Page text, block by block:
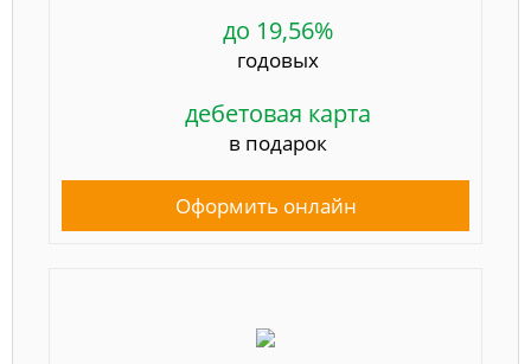
до 19,56%
годовых
дебетовая карта
в подарок
Оформить онлайн